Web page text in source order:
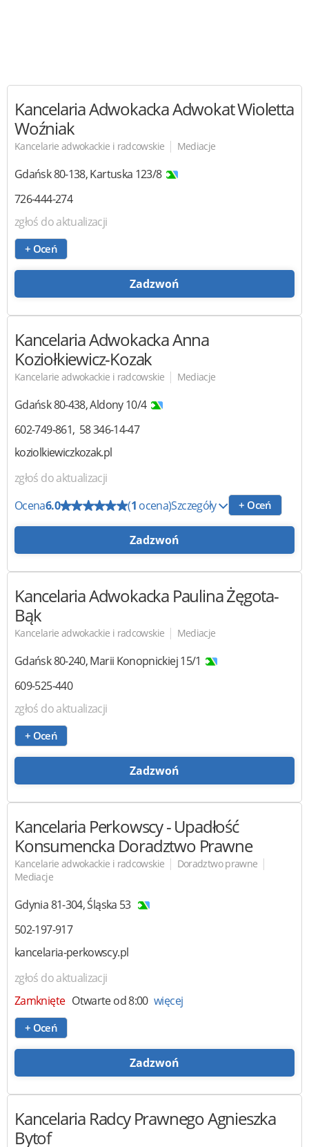
Kancelaria AdwokackaAdwokat Wioletta
Woźniak
Kancelarie adwokackie i radcowskie | Mediacje
Gdańsk80-138,Kartuska 123/8
726-444-274
zgłoś do aktualizacji
+ Oceń
Zadzwoń
Kancelaria AdwokackaAnna
Koziołkiewicz-Kozak
Kancelarie adwokackie i radcowskie | Mediacje
Gdańsk80-438,Aldony 10/4
602-749-861 58 346-14-47
koziolkiewiczkozak.pl
zgłoś do aktualizacji
Ocena6.0 (1 ocena)Szczegóły + Oceń
Zadzwoń
Kancelaria Adwokacka Paulina Żęgota-
Bąk
Kancelarie adwokackie i radcowskie | Mediacje
Gdańsk80-240,Marii Konopnickiej 15/1
609-525-440
zgłoś do aktualizacji
+ Oceń
Zadzwoń
Kancelaria Perkowscy- Upadłość
Konsumencka Doradztwo Prawne
Kancelarie adwokackie i radcowskie | Doradztwo prawne |
Mediacje
Gdynia81-304,Śląska 53
502-197-917
kancelaria-perkowscy.pl
zgłoś do aktualizacji
Zamknięte Otwarte od 8:00 więcej
+ Oceń
Zadzwoń
Kancelaria Radcy PrawnegoAgnieszka
Bytof